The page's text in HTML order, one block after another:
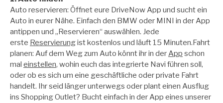
Auto reservieren: Öffnet eure DriveNow App und sucht ein
Auto in eurer Nähe. Einfach den BMW oder MINI in der App
antippen und „Reservieren“ auswählen. Jede
erste Reservierungist kostenlos und läuft 15 Minuten.Fahrt
planen: Auf dem Weg zum Auto könnt ihr in derApp schon
mal einstellen, wohin euch das integrierte Navi führen soll,
oder ob es sich um eine geschäftliche oder private Fahrt
handelt. Ihr seid länger unterwegs oder plant einen Ausflug
ins Shopping Outlet? Bucht einfach in der App eines unserer